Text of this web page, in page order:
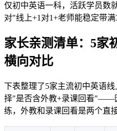
仅初中英语一科，活跃学员数
对"线上+1对1+老师能稳定带
家长亲测清单：5家
横向对比
下表整理了5家主流初中英语
择"是否含外教+录课回看"——
练，外教和录课回看是两个直